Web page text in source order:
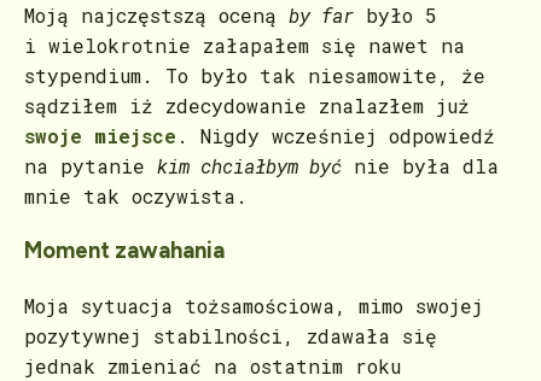
Moją najczęstszą oceną by far było 5
i wielokrotnie załapałem się nawet na
stypendium. To było tak niesamowite, że
sądziłem iż zdecydowanie znalazłem już
swoje miejsce . Nigdy wcześniej odpowiedź
na pytanie kim chciałbym być nie była dla
mnie tak oczywista.
Moment zawahania
Moja sytuacja tożsamościowa, mimo swojej
pozytywnej stabilności, zdawała się
jednak zmieniać na ostatnim roku